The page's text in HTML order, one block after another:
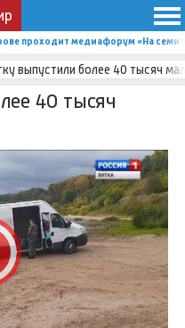
проходит медиафорум «На семи
выпустили более 40 тысяч
40 тысяч